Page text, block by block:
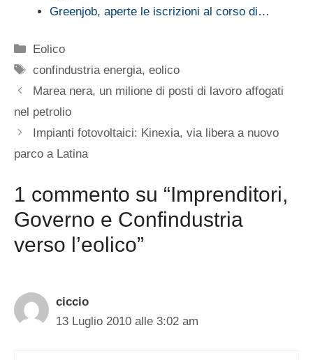
Greenjob, aperte le iscrizioni al corso di…
Categorie
Eolico
Tag
confindustria energia,eolico
Marea nera, un milione di posti di lavoro affogati
nel petrolio
Impianti fotovoltaici: Kinexia, via libera a nuovo
parco a Latina
1 commento su “Imprenditori,
Governo e Confindustria
verso l’eolico”
ciccio
13 Luglio 2010 alle 3:02 am